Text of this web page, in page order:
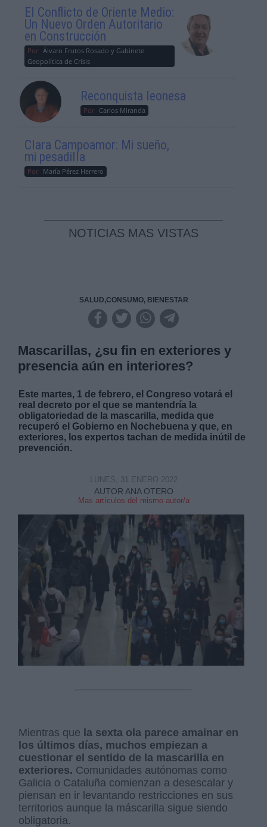
El Conflicto de Oriente Medio:
Un Nuevo Orden Autoritario
en Construcción
Por Álvaro Frutos Rosado y Gabinete
Geopolítica de Crisis
Reconquista leonesa
Por Carlos Miranda
Clara Campoamor: Mi sueño,
mi pesadilla
Por María Pérez Herrero
NOTICIAS MAS VISTAS
SALUD,CONSUMO, BIENESTAR
Mascarillas, ¿su fin en exteriores y
presencia aún en interiores?
Este martes, 1 de febrero, el Congreso votará el
real decreto por el que se mantendría la
obligatoriedad de la mascarilla, medida que
recuperó el Gobierno en Nochebuena y que, en
exteriores, los expertos tachan de medida inútil de
prevención.
AUTOR ANA OTERO
Mas artículos del mismo autor/a
LUNES, 31 ENERO 2022
Mientras que la sexta ola parece amainar en
los últimos días, muchos empiezan a
cuestionar el sentido de la mascarilla en
exteriores. Comunidades autónomas como
Galicia o Cataluña comienzan a desescalar y
piensan en ir levantando restricciones en sus
territorios aunque la máscarilla sigue siendo
obligatoria.